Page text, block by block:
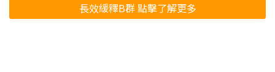
長效緩釋B群 點擊了解更多